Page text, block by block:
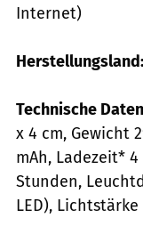
Internet)
Herstellungsland:
Technische
x 4 cm, Gewicht
mAh, Ladezeit*
Stunden,
LED),